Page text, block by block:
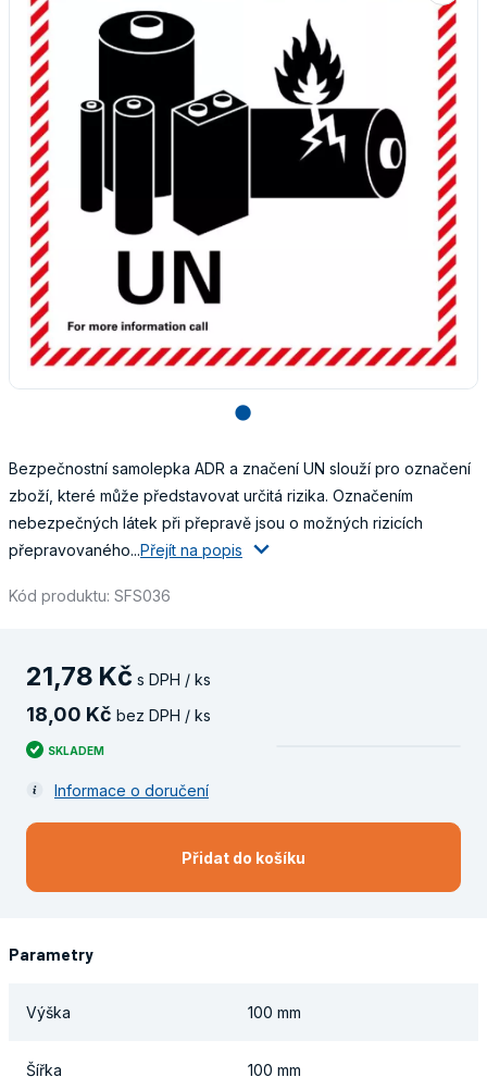
lens
Bezpečnostní samolepka ADR a značení UN slouží pro označení
zboží, které může představovat určitá rizika. Označením
nebezpečných látek při přepravě jsou o možných rizicích
přepravovaného...Přejít na popis
Kód produktu: SFS036
21,78 Kč s DPH / ks
18 00 Kč bez DPH / ks
SKLADEM
Informace o doručení
Přidat do košíku
Parametry
Výška 100 mm
Šířka 100 mm